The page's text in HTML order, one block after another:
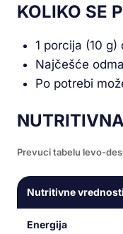
KOLIKO SE
1 porcija (10 g)
Najčešće
Po potrebi
Prevuci tabelu levo-
Nutritivne vrednosti
Energija